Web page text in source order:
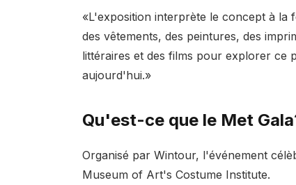
«L'exposition interprète le concept à la
des vêtements, des peintures, des
littéraires et des films pour explorer ce
aujourd'hui.»
Qu'est-ce que le Met
Organisé par Wintour, l'événement
Museum of Art's Costume Institute.